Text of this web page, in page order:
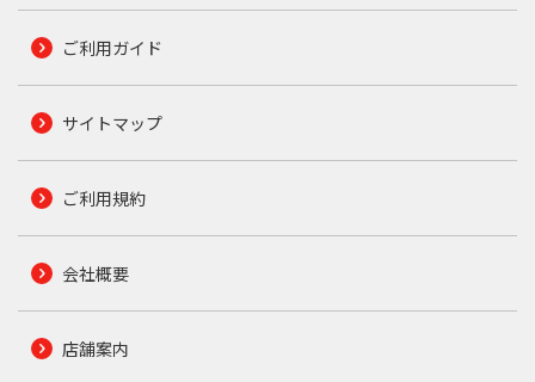
ご利用ガイド
サイトマップ
ご利用規約
会社概要
店舗案内